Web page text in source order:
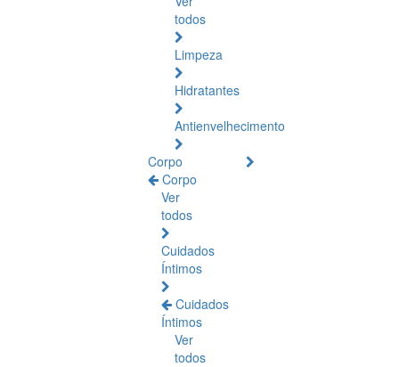
todos
Limpeza
Hidratantes
Antienvelhecimento
Corpo
Corpo
Ver
todos
Cuidados
Íntimos
Cuidados
Íntimos
Ver
todos